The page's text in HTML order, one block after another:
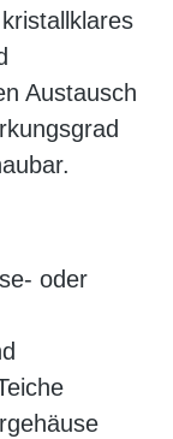
Austausch
oder